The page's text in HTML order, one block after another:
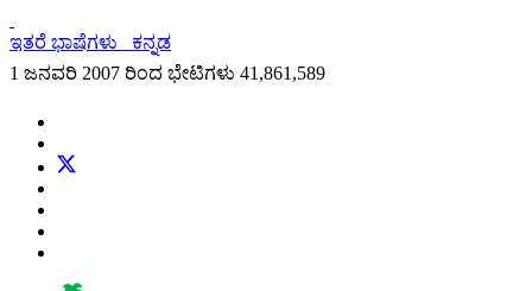
ಇತರೆ ಭಾಷೆಗಳು
ಕನ್ನಡ
1 ಜನವರಿ 2007 ರಿಂದ ಭೇಟಿಗಳು 41,861,589